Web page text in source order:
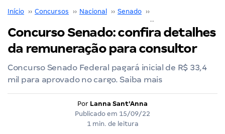
Início ›› Concursos ›› Nacional ›› Senado ››
Concurso Senado: confira detalhes
da remuneração para consultor
Concurso Senado Federal pagará inicial de R$ 33,4
mil para aprovado no cargo. Saiba mais
Por Lanna Sant'Anna
Publicado em 15/09/22
1 min. de leitura